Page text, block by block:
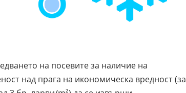
на посевите за наличие на
над прага на икономическа вредност (за